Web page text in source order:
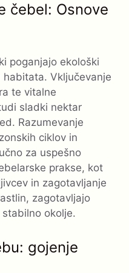
čebel: Osnove
poganjajo ekološki
Vključevanje
te vitalne
sladki nektar
Razumevanje
ciklov in
za uspešno
prakse, kot
in zagotavljanje
zagotavljajo
okolje.
gojenje